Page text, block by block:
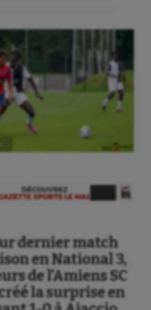
dernier match
en National 3,
de l’Amiens SC
la surprise en